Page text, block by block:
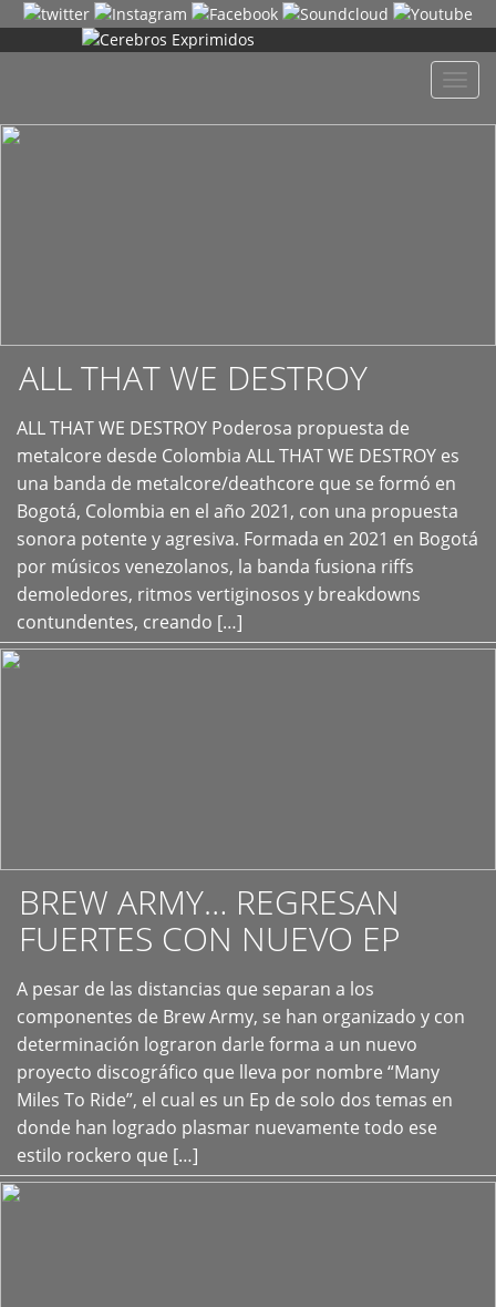
ALL THAT WE DESTROY
ALL THAT WE DESTROY Poderosa propuesta de
metalcore desde Colombia ALL THAT WE DESTROY es
una banda de metalcore/deathcore que se formó en
Bogotá, Colombia en el año 2021, con una propuesta
sonora potente y agresiva. Formada en 2021 en Bogotá
por músicos venezolanos, la banda fusiona riffs
demoledores, ritmos vertiginosos y breakdowns
contundentes, creando […]
+
BREW ARMY… REGRESAN
FUERTES CON NUEVO EP
A pesar de las distancias que separan a los
componentes de Brew Army, se han organizado y con
determinación lograron darle forma a un nuevo
proyecto discográfico que lleva por nombre “Many
Miles To Ride”, el cual es un Ep de solo dos temas en
donde han logrado plasmar nuevamente todo ese
estilo rockero que […]
+